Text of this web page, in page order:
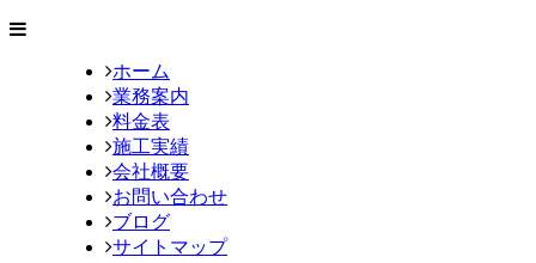
ホーム
業務案内
料金表
施工実績
会社概要
お問い合わせ
ブログ
サイトマップ